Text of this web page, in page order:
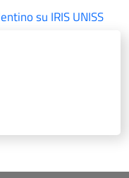
su IRIS UNISS